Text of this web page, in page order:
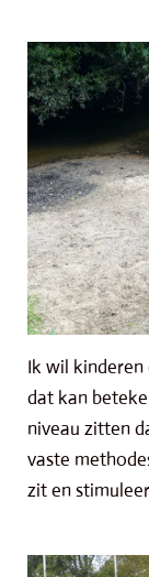
Ik wil kinderen
dat kan
niveau zitten
vaste
zit en